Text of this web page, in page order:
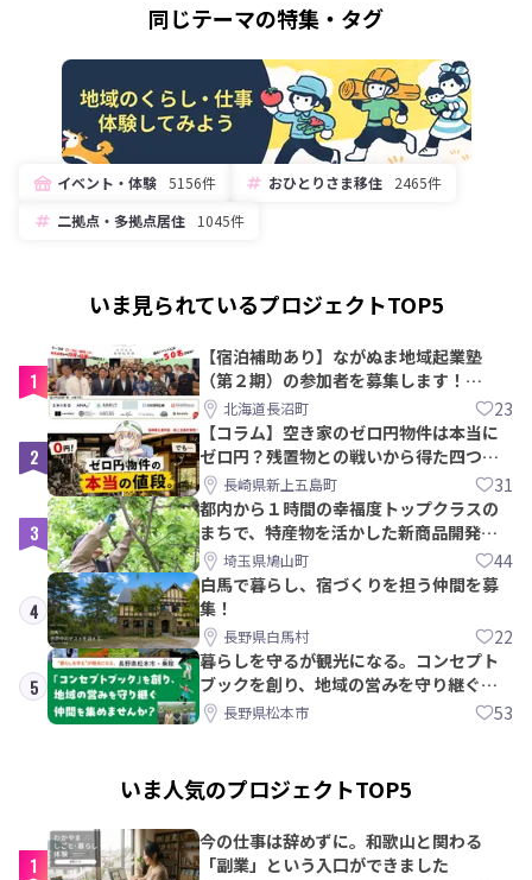
同じテーマの特集・タグ
イベント・体験 5156件 おひとりさま移住
2465件
二拠点・多拠点居住
1045件
いま見られているプロジェクトTOP5
1
【宿泊補助あり】ながぬま地域起業塾
（第２期）の参加者を募集します！
【8/21〆】
北海道長沼町 23
2
【コラム】空き家のゼロ円物件は本当に
ゼロ円？残置物との戦いから得た四つの
教訓｜新上五島町
長崎県新上五島町 31
3
都内から１時間の幸福度トップクラスの
まちで、特産物を活かした新商品開発＆
PRメンバー募集！
埼玉県鳩山町 44
4
白馬で暮らし、宿づくりを担う仲間を募
集！
長野県白馬村 22
5
暮らしを守るが観光になる。コンセプト
ブックを創り、地域の営みを守り継ぐ仲
間を集めませんか？
長野県松本市 53
いま人気のプロジェクトTOP5
1
今の仕事は辞めずに。和歌山と関わる
「副業」という入口ができました